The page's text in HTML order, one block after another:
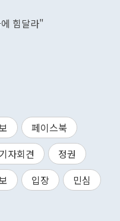
힘달라"
페이스북
기자회견
정권
입장
민심